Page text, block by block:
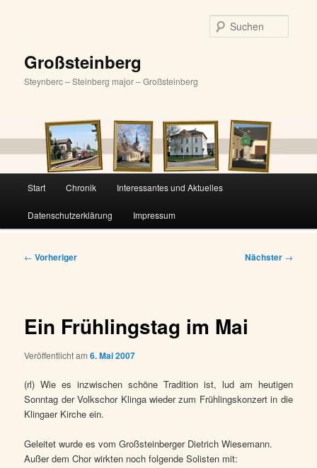
Großsteinberg
Steynberc – Steinberg major – Großsteinberg
Start Chronik Interessantes und Aktuelles
Datenschutzerklärung Impressum
Beitragsnavigation
← Vorheriger Nächster →
Ein Frühlingstag im Mai
Veröffentlicht am6. Mai 2007
(rl) Wie es inzwischen schöne Tradition ist, lud am heutigen
Sonntag der Volkschor Klinga wieder zum Frühlingskonzert in die
Klingaer Kirche ein.
Geleitet wurde es vom Großsteinberger Dietrich Wiesemann.
Außer dem Chor wirkten noch folgende Solisten mit: